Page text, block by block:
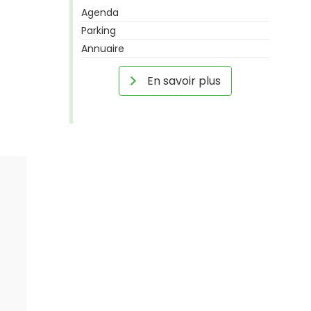
Agenda
Parking
Annuaire
En savoir plus